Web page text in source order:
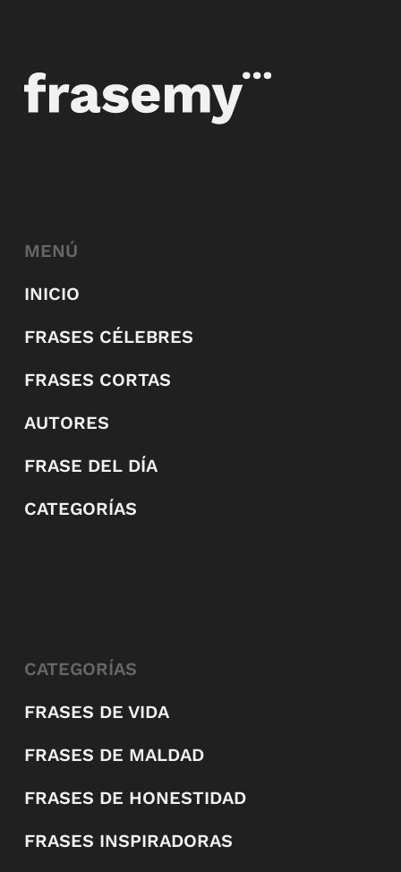
MENÚ
INICIO
FRASES CÉLEBRES
FRASES CORTAS
AUTORES
FRASE DEL DÍA
CATEGORÍAS
CATEGORÍAS
FRASES DE VIDA
FRASES DE MALDAD
FRASES DE HONESTIDAD
FRASES INSPIRADORAS